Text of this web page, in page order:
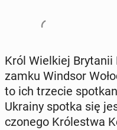
Król Wiel­kiej Bry­ta­nii
zamku Windsor
to ich trzecie
Ukrainy spotka się
czo­ne­go Kró­le­stwa